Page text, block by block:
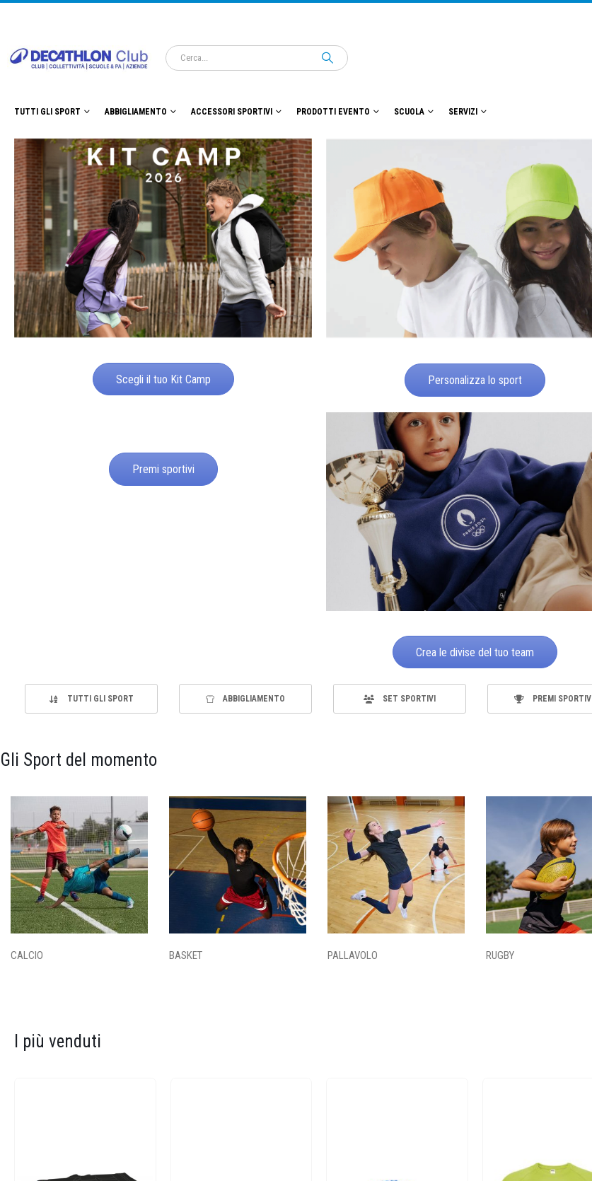
TUTTI GLI SPORT ABBIGLIAMENTO ACCESSORI SPORTIVI PRODOTTI EVENTO SCUOLA SERVIZI
Scegli il tuo Kit Camp Personalizza lo sport
Premi sportivi
Crea le divise del tuo team
TUTTI GLI SPORT ABBIGLIAMENTO SET SPORTIVI PREMI SPORTIVI
Gli Sport del momento
CALCIO BASKET PALLAVOLO RUGBY
I più venduti